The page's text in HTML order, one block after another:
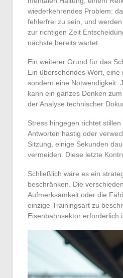
wiederkehrendes Problem:
fehlerfrei zu sein, und
zur richtigen Zeit
nächste bereits wartet.
Ein weiterer Grund für das
Ein übersehendes Wort,
sondern eine Notwendigkeit:
kann ein ganzes Denken
der Analyse technischer
Stress hingegen richtet
Antworten hastig oder
Sitzung, einige Sekunden
vermeiden. Diese letzte
Schließlich wäre es ein
beschränken. Die
Aufmerksamkeit oder die
einzige Trainingsart zu
Eisenbahnsektor erforderlich